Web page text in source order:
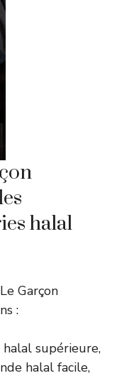
halal
Garçon
:
supérieure,
halal facile,